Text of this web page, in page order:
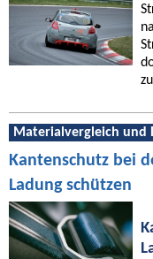
Materialvergleich und
Kantenschutz bei
Ladung schützen